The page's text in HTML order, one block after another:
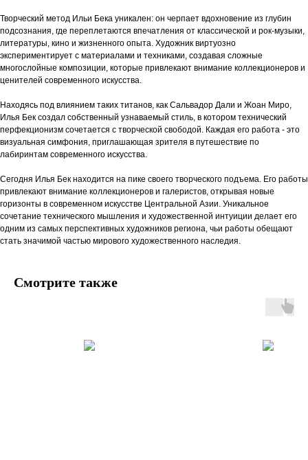
Творческий метод Ильи Бека уникален: он черпает вдохновение из глубин
подсознания, где переплетаются впечатления от классической и рок-музыки,
литературы, кино и жизненного опыта. Художник виртуозно
экспериментирует с материалами и техниками, создавая сложные
многослойные композиции, которые привлекают внимание коллекционеров и
ценителей современного искусства.
Находясь под влиянием таких титанов, как Сальвадор Дали и Жоан Миро,
Илья Бек создал собственный узнаваемый стиль, в котором технический
перфекционизм сочетается с творческой свободой. Каждая его работа - это
визуальная симфония, приглашающая зрителя в путешествие по
лабиринтам современного искусства.
Сегодня Илья Бек находится на пике своего творческого подъема. Его работы
привлекают внимание коллекционеров и галеристов, открывая новые
горизонты в современном искусстве Центральной Азии. Уникальное
сочетание технического мышления и художественной интуиции делает его
одним из самых перспективных художников региона, чьи работы обещают
стать значимой частью мирового художественного наследия.
Смотрите также